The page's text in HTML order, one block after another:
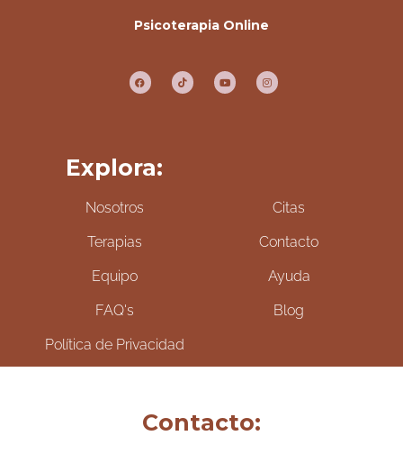
Psicoterapia Online
Explora:
Nosotros
Terapias
Equipo
FAQ's
Política de Privacidad
Citas
Contacto
Ayuda
Blog
Contacto: